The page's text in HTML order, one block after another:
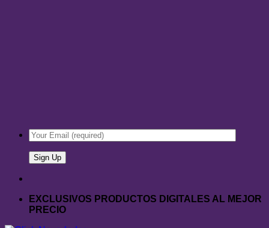
EXCLUSIVOS PRODUCTOS DIGITALES AL MEJOR
PRECIO